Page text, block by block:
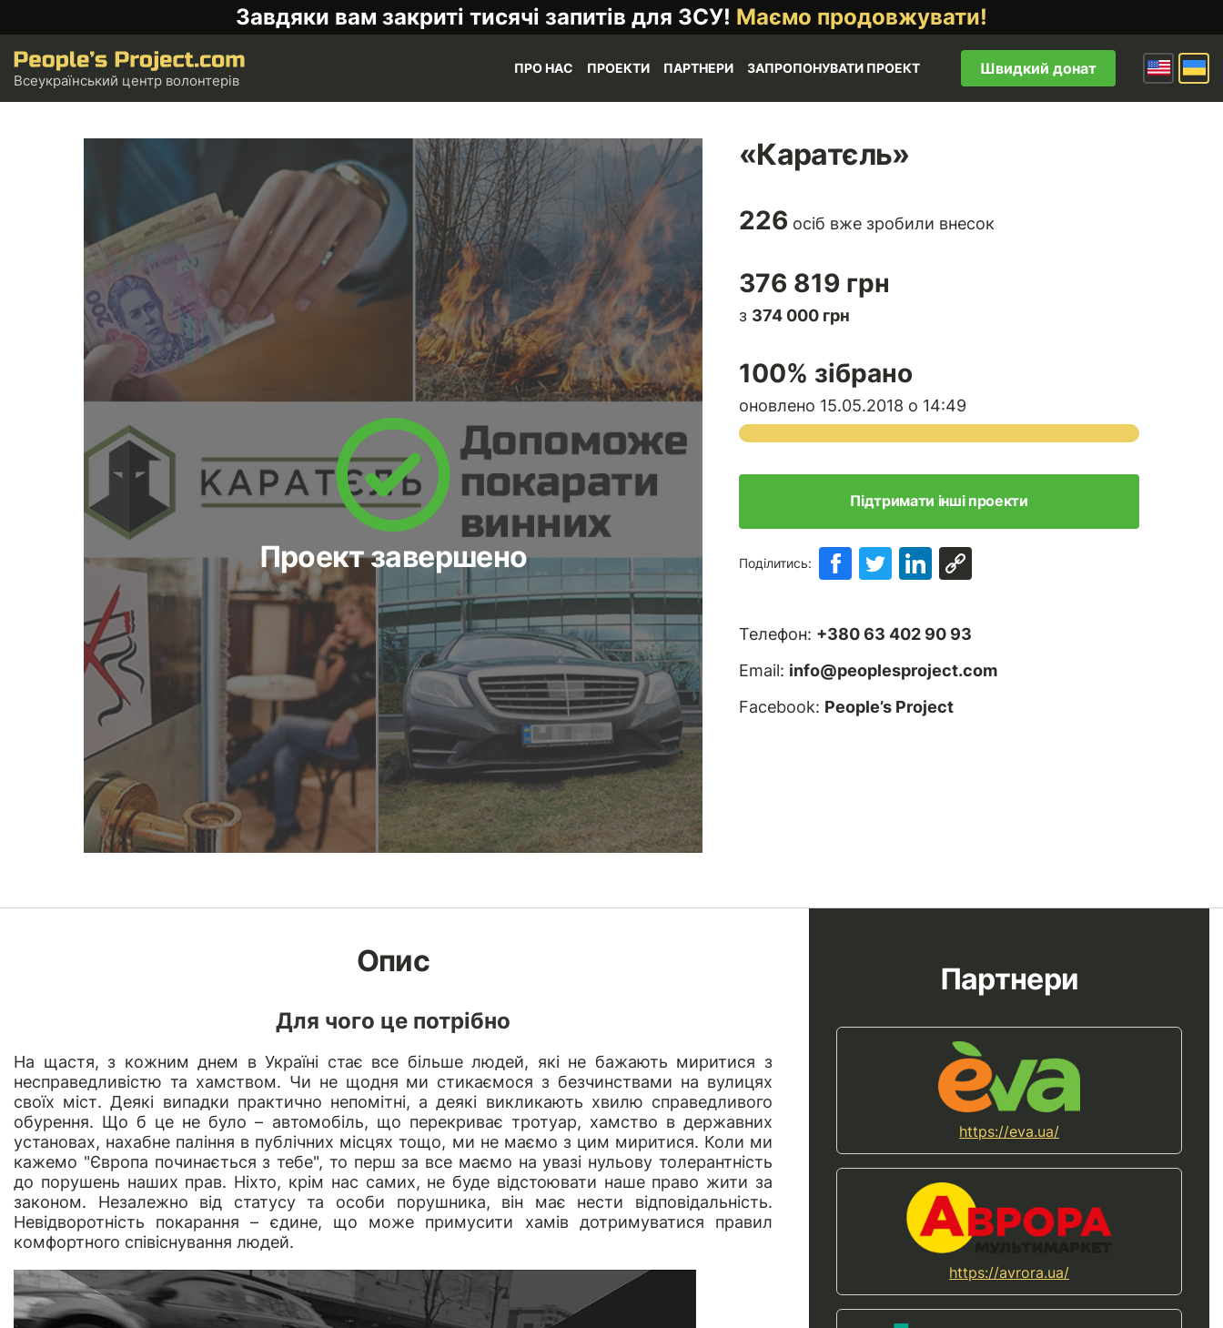
Завдяки вам закриті тисячі запитів для ЗСУ! Маємо продовжувати!
Всеукраїнський центр волонтерів
ПРО НАС ПРОЕКТИ ПАРТНЕРИ ЗАПРОПОНУВАТИ ПРОЕКТ Швидкий донат
Проект завершено
«Каратєль»
226 осіб вже зробили внесок
376 819 грн
з 374 000 грн
100% зібрано
оновлено 15.05.2018 о 14:49
Підтримати інші проекти
Поділитись:
Телефон: +380 63 402 90 93
Email: info@peoplesproject.com
Facebook: People’s Project
Опис
Для чого це потрібно
На щастя, з кожним днем в Україні стає все більше людей, які не бажають миритися з
несправедливістю та хамством. Чи не щодня ми стикаємося з безчинствами на вулицях
своїх міст. Деякі випадки практично непомітні, а деякі викликають хвилю справедливого
обурення. Що б це не було – автомобіль, що перекриває тротуар, хамство в державних
установах, нахабне паління в публічних місцях тощо, ми не маємо з цим миритися. Коли ми
кажемо "Європа починається з тебе", то перш за все маємо на увазі нульову толерантність
до порушень наших прав. Ніхто, крім нас самих, не буде відстоювати наше право жити за
законом. Незалежно від статусу та особи порушника, він має нести відповідальність.
Невідворотність покарання – єдине, що може примусити хамів дотримуватися правил
комфортного співіснування людей.
Партнери
https://eva.ua/
https://avrora.ua/